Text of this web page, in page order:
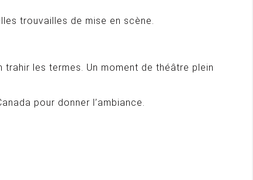
trouvailles de mise en scène.
les termes. Un moment de théâtre plein
pour donner l’ambiance.